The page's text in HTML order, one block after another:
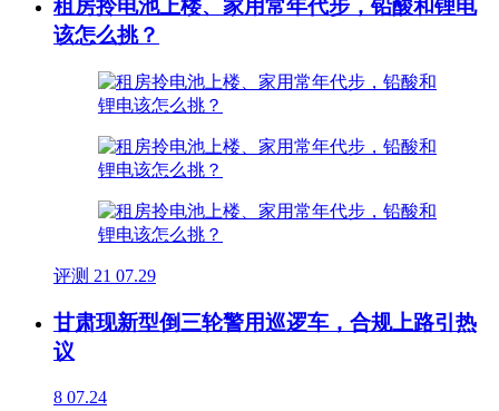
租房拎电池上楼、家用常年代步，铅酸和锂电
该怎么挑？
评测 21 07.29
甘肃现新型倒三轮警用巡逻车，合规上路引热
议
8 07.24